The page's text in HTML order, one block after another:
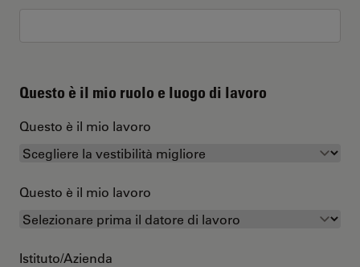
Questo è il mio ruolo e luogo di lavoro
Questo è il mio lavoro
Questo è il mio lavoro
Istituto/Azienda